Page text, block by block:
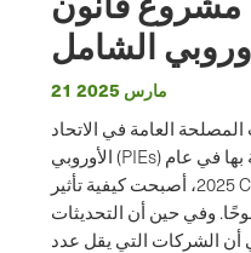
الشامل
21 مارس 2025
المصلحة العامة في الاتحاد
الأوروبي (PIEs) في نشر تقارير الاستدامة الخاصة بها في عام
2025، أصبحت كيفية تأثير CSRD على استراتيجية الاستدامة
وفي حين أن التحديثات
أن الشركات التي يقل عدد